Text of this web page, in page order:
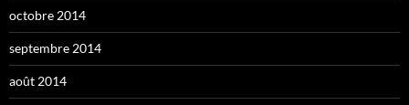
octobre 2014
septembre 2014
août 2014